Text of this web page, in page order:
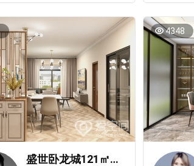
盛世卧龙城121㎡三居室轻奢风装修案例
4348